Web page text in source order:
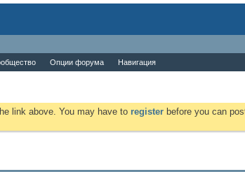
Опции форума Навигация
link above. You may have to register before you can